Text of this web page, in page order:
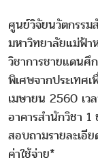
ศูนย์วิจัยนวัตกรรม
มหาวิทยาลัยแม่ฟ้า
วิชาการชายแดนศึ
พิเศษจากประเทศ
เมษายน 2560 เ
อาคารสำนักวิชา
สอบถามรายละเอี
ค่าใช้จ่าย*